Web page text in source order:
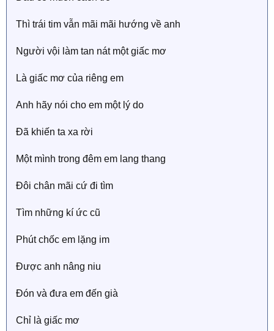
Thì trái tim vẫn mãi mãi hướng về anh
Người vội làm tan nát một giấc mơ
Là giấc mơ của riêng em
Anh hãy nói cho em một lý do
Đã khiến ta xa rời
Một mình trong đêm em lang thang
Đôi chân mãi cứ đi tìm
Tìm những kí ức cũ
Phút chốc em lặng im
Được anh nâng niu
Đón và đưa em đến già
Chỉ là giấc mơ